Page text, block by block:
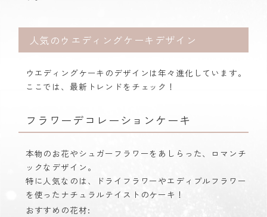
人気のウエディングケーキデザイン
ウエディングケーキのデザインは年々進化しています。
ここでは、最新トレンドをチェック！
フラワーデコレーションケーキ
本物のお花やシュガーフラワーをあしらった、ロマンチ
ックなデザイン。
特に人気なのは、ドライフラワーやエディブルフラワー
を使ったナチュラルテイストのケーキ！
おすすめの花材: